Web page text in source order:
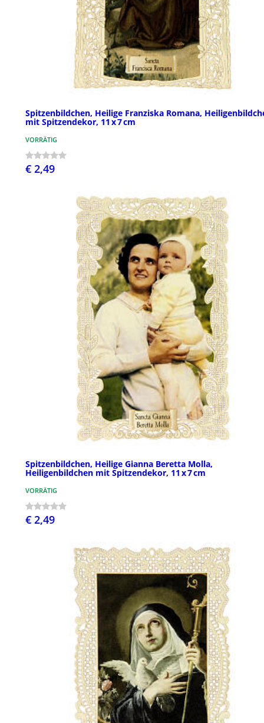
Spitzenbildchen, Heilige Franziska Romana,
mit Spitzendekor, 11 x 7 cm
VORRÄTIG
€ 2,49
Spitzenbildchen, Heilige Gianna Beretta Molla,
Heiligenbildchen mit Spitzendekor, 11 x 7 cm
VORRÄTIG
€ 2,49